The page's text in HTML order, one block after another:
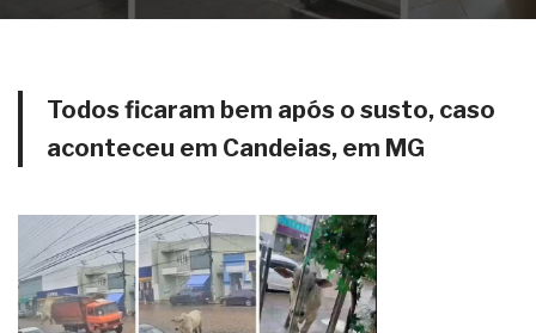
Todos ficaram bem após o susto, caso
aconteceu em Candeias, em MG